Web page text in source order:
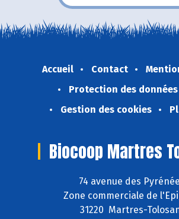
Accueil Contact
Protection des données
Gestion des cookies
Biocoop Martres
74 avenue des
Zone commerciale de
31220 Martres-